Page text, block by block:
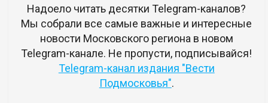
Надоело читать десятки Telegram-каналов?
Мы собрали все самые важные и интересные
новости Московского региона в новом
Telegram-канале. Не пропусти, подписывайся!
Telegram-канал издания "Вести
Подмосковья".